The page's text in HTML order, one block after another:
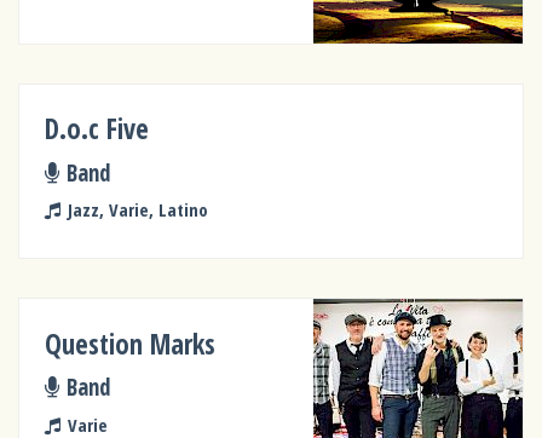
D.o.c Five
Band
Jazz, Varie, Latino
Question Marks
Band
Varie